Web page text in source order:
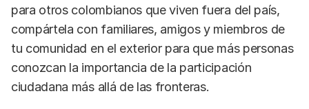
para otros colombianos que viven fuera del país,
compártela con familiares, amigos y miembros de
tu comunidad en el exterior para que más personas
conozcan la importancia de la participación
ciudadana más allá de las fronteras.